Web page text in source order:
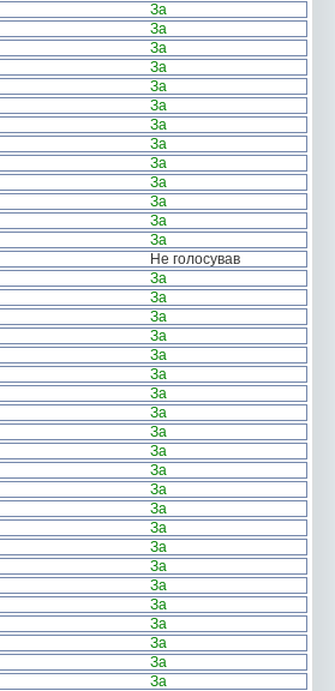
За
За
За
За
За
За
За
За
За
За
За
За
За
Не голосував
За
За
За
За
За
За
За
За
За
За
За
За
За
За
За
За
За
За
За
За
За
За